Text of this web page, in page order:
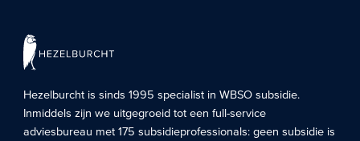
Hezelburcht is sinds 1995 specialist inWBSO subsidie.
Inmiddels zijn we uitgegroeid tot een full-service
adviesbureau met 175 subsidieprofessionals: geen subsidie is